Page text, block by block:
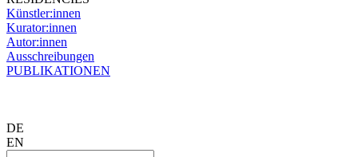
Künstler:innen
Kurator:innen
Autor:innen
Ausschreibungen
PUBLIKATIONEN
DE
EN